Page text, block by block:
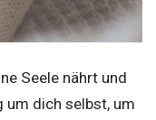
Seele nährt und
um dich selbst, um